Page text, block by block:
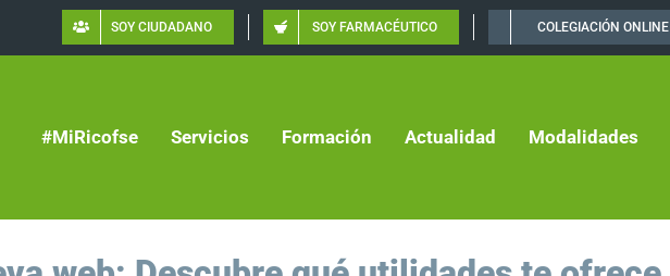
SOY CIUDADANO SOY FARMACÉUTICO COLEGIACIÓN ONLINE
#MiRicofse Servicios Formación Actualidad Modalidades